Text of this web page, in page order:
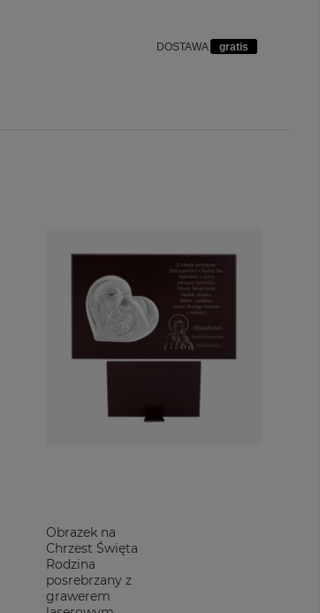
DOSTAWA gratis
Obrazek na
Chrzest Święta
Rodzina
posrebrzany z
grawerem